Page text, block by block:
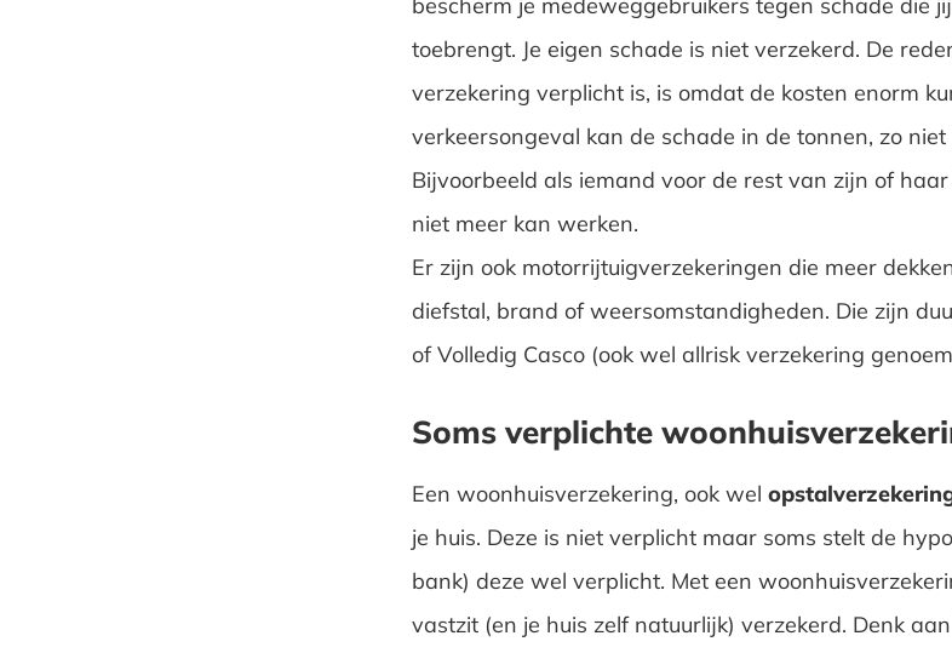
bescherm je medeweggebruikers tegen schade die
toebrengt. Je eigen schade is niet verzekerd. De
verzekering verplicht is, is omdat de kosten enorm
verkeersongeval kan de schade in de tonnen, zo
Bijvoorbeeld als iemand voor de rest van zijn of
niet meer kan werken.
Er zijn ook motorrijtuigverzekeringen die meer
diefstal, brand of weersomstandigheden. Die zijn
of Volledig Casco (ook wel allrisk verzekering
Soms verplichte
Een woonhuisverzekering, ook wel
je huis. Deze is niet verplicht maar soms stelt de
bank) deze wel verplicht. Met een
vastzit (en je huis zelf natuurlijk) verzekerd. Denk